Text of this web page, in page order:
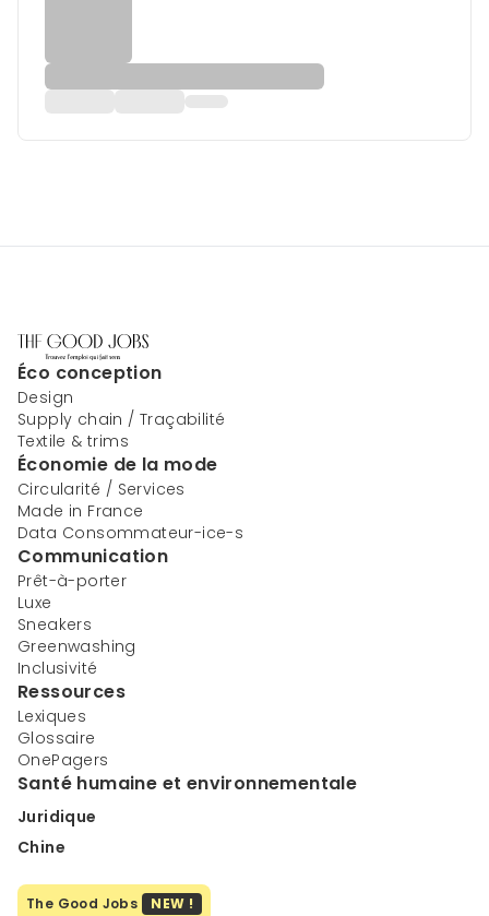
Éco conception
Design
Supply chain / Traçabilité
Textile & trims
Économie de la mode
Circularité / Services
Made in France
Data Consommateur-ice-s
Communication
Prêt-à-porter
Luxe
Sneakers
Greenwashing
Inclusivité
Ressources
Lexiques
Glossaire
OnePagers
Santé humaine et environnementale
Juridique
Chine
The Good Jobs NEW !